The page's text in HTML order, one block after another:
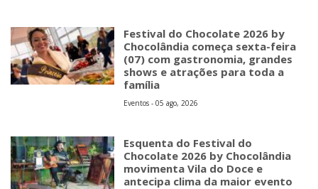
Festival do Chocolate 2026 by
Chocolândia começa sexta-feira
(07) com gastronomia, grandes
shows e atrações para toda a
família
Eventos - 05 ago, 2026
Esquenta do Festival do
Chocolate 2026 by Chocolândia
movimenta Vila do Doce e
antecipa clima da maior evento